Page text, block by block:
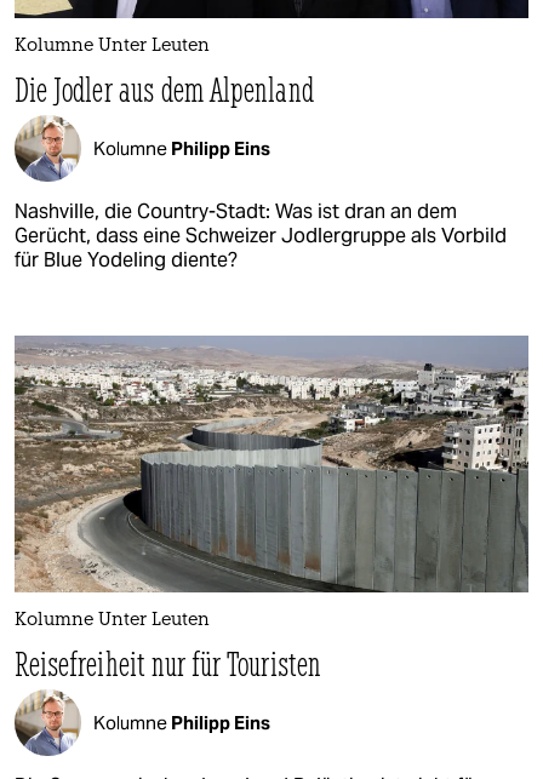
Kolumne Unter Leuten
Die Jodler aus dem Alpenland
Kolumne Philipp Eins
Nashville, die Country-Stadt: Was ist dran an dem
Gerücht, dass eine Schweizer Jodlergruppe als Vorbild
für Blue Yodeling diente?
Kolumne Unter Leuten
Reisefreiheit nur für Touristen
Kolumne Philipp Eins